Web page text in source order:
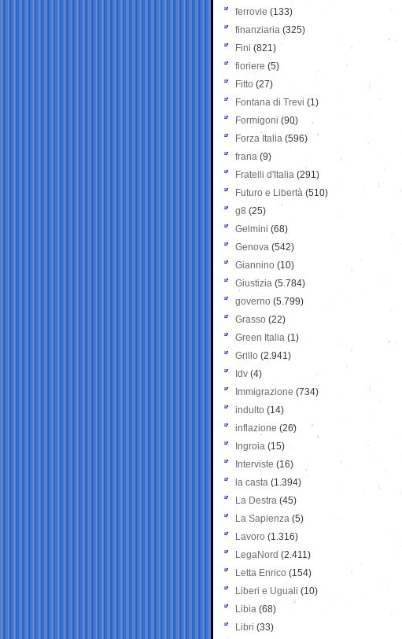
ferrovie (133)
finanziaria (325)
Fini (821)
fioriere (5)
Fitto (27)
Fontana di Trevi (1)
Formigoni (90)
Forza Italia (596)
frana (9)
Fratelli d'Italia (291)
Futuro e Libertà (510)
g8 (25)
Gelmini (68)
Genova (542)
Giannino (10)
Giustizia (5.784)
governo (5.799)
Grasso (22)
Green Italia (1)
Grillo (2.941)
Idv (4)
Immigrazione (734)
indulto (14)
inflazione (26)
Ingroia (15)
Interviste (16)
la casta (1.394)
La Destra (45)
La Sapienza (5)
Lavoro (1.316)
LegaNord (2.411)
Letta Enrico (154)
Liberi e Uguali (10)
Libia (68)
Libri (33)